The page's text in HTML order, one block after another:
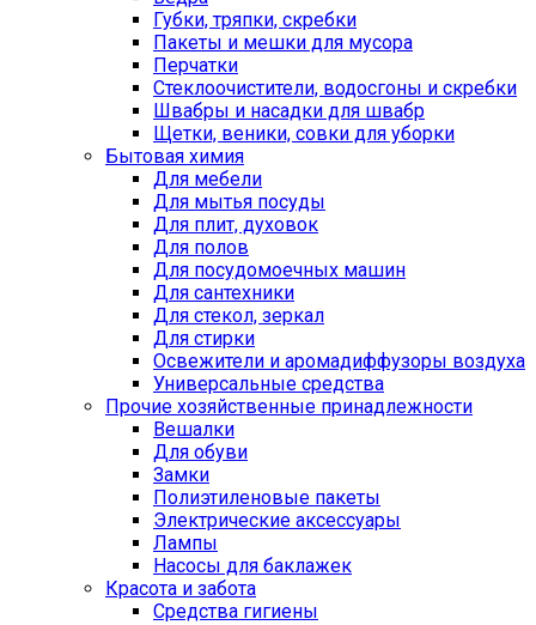
Губки, тряпки, скребки
Пакеты и мешки для мусора
Перчатки
Стеклоочистители, водосгоны и скребки
Швабры и насадки для швабр
Щетки, веники, совки для уборки
Бытовая химия
Для мебели
Для мытья посуды
Для плит, духовок
Для полов
Для посудомоечных машин
Для сантехники
Для стекол, зеркал
Для стирки
Освежители и аромадиффузоры воздуха
Универсальные средства
Прочие хозяйственные принадлежности
Вешалки
Для обуви
Замки
Полиэтиленовые пакеты
Электрические аксессуары
Лампы
Насосы для баклажек
Красота и забота
Средства гигиены